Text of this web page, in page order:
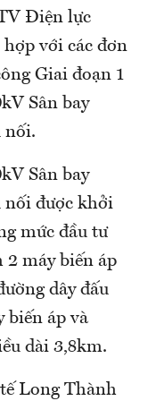
Điện lực
với các đơn
Giai đoạn 1
Sân bay
nối.
Sân bay
nối được khởi
mức đầu tư
2 máy biến áp
dây đấu
biến áp và
dài 3,8km.
Long Thành